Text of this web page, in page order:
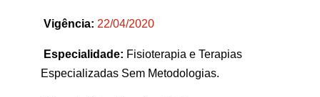
Vigência: 22/04/2020
Especialidade: Fisioterapia e Terapias
Especializadas Sem Metodologias.